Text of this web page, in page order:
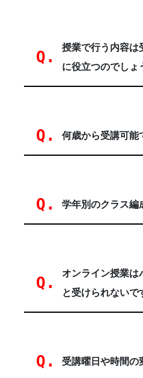
授業で行う内容は
に役立つのでしょ
何歳から受講可能
学年別のクラス編
オンライン授業
と受けられないで
受講曜日や時間